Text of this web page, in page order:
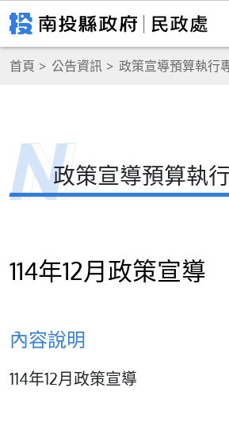
首頁 公告資訊 政策宣導預算執行
政策宣導預算執
114年12月政策宣導
內容說明
114年12月政策宣導